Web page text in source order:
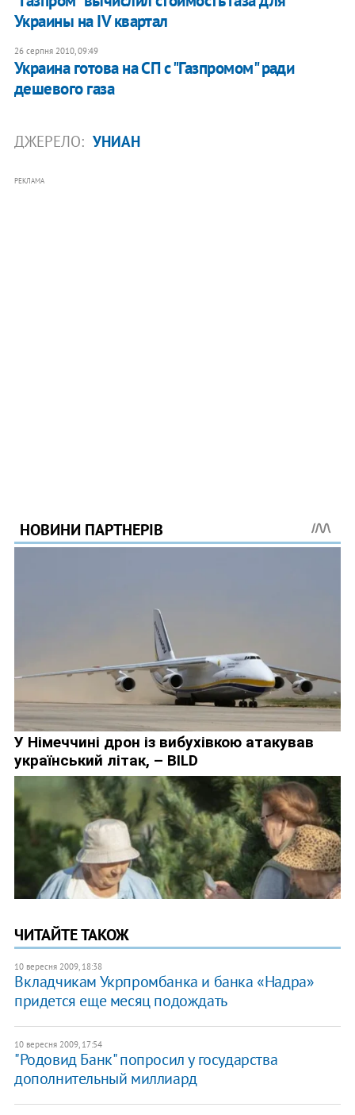
Украины на IV квартал
26 серпня 2010, 09:49
Украина готова на СП с "Газпромом" ради
дешевого газа
ДЖЕРЕЛО: УНИАН
РЕКЛАМА
ЧИТАЙТЕ ТАКОЖ
10 вересня 2009, 18:38
Вкладчикам Укрпромбанка и банка «Надра»
придется еще месяц подождать
10 вересня 2009, 17:54
"Родовид Банк" попросил у государства
дополнительный миллиард